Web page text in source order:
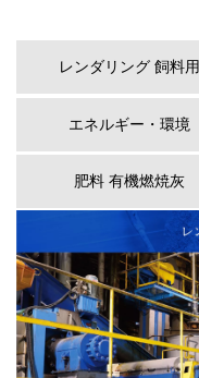
レンダリング 飼料用
エネルギー・環境
肥料 有機燃焼灰